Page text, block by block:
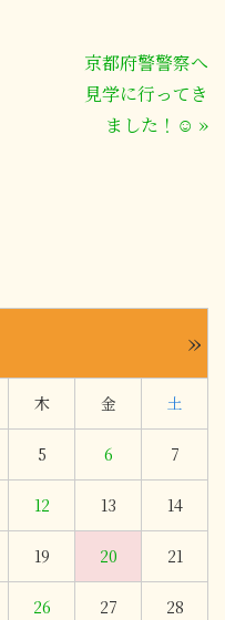
»
木 金 土
5 6 7
12 13 14
19 20 21
26 27 28
京都府警警察へ
見学に行ってき
ました！☺ »